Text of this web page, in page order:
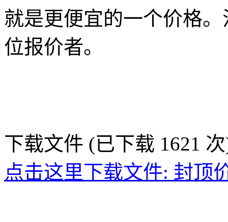
就是更便宜的一个价格
位报价者。
下载文件 (已下载 1621
点击这里下载文件: 封顶